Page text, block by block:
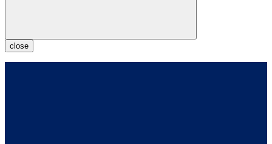
close